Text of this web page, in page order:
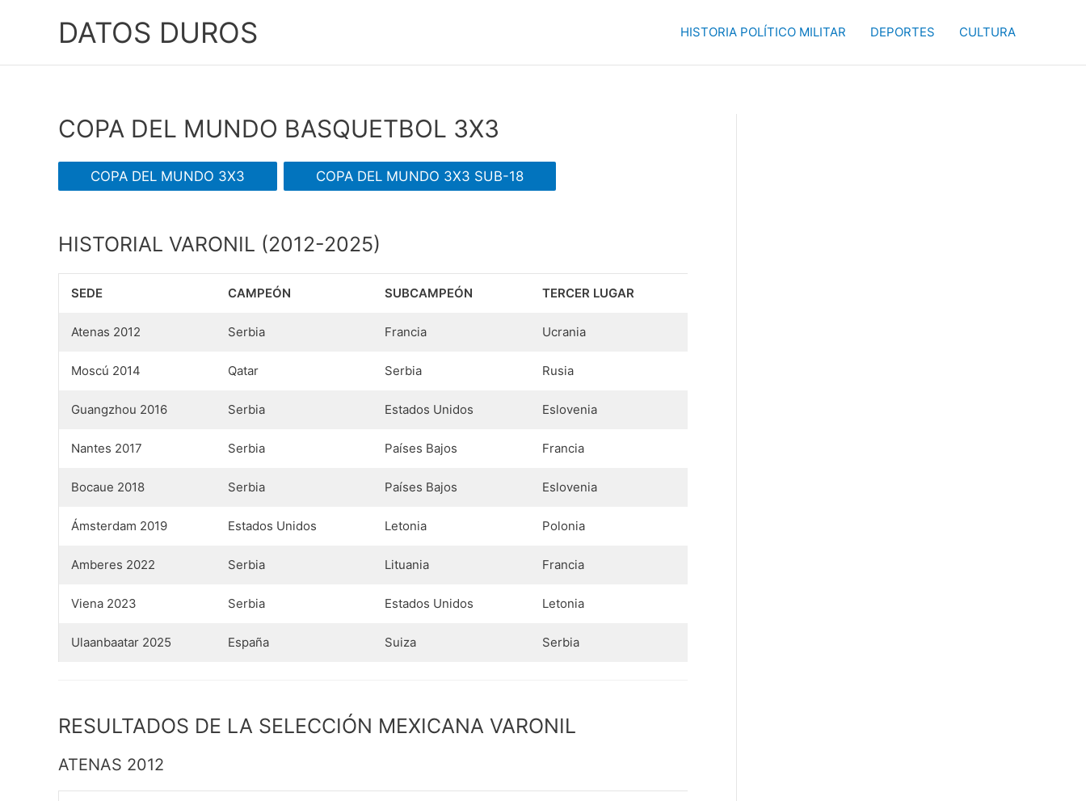
DATOS DUROS HISTORIA POLÍTICO MILITAR DEPORTES CULTURA
COPA DEL MUNDO BASQUETBOL 3X3
COPA DEL MUNDO 3X3 COPA DEL MUNDO 3X3 SUB-18
HISTORIAL VARONIL (2012-2025)
SEDE CAMPEÓN SUBCAMPEÓN TERCER LUGAR
Atenas 2012 Serbia Francia Ucrania
Moscú 2014 Qatar Serbia Rusia
Guangzhou 2016 Serbia Estados Unidos Eslovenia
Nantes 2017 Serbia Países Bajos Francia
Bocaue 2018 Serbia Países Bajos Eslovenia
Ámsterdam 2019 Estados Unidos Letonia Polonia
Amberes 2022 Serbia Lituania Francia
Viena 2023 Serbia Estados Unidos Letonia
Ulaanbaatar 2025 España Suiza Serbia
RESULTADOS DE LA SELECCIÓN MEXICANA VARONIL
ATENAS 2012